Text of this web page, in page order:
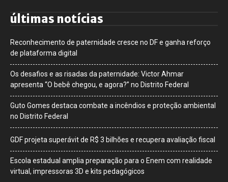
últimas notícias
Reconhecimento de paternidade cresce no DF e ganha reforço
de plataforma digital
Os desafios e as risadas da paternidade: Victor Ahmar
apresenta “O bebê chegou, e agora?” no Distrito Federal
Guto Gomes destaca combate a incêndios e proteção ambiental
no Distrito Federal
GDF projeta superávit de R$ 3 bilhões e recupera avaliação fiscal
Escola estadual amplia preparação para o Enem com realidade
virtual, impressoras 3D e kits pedagógicos